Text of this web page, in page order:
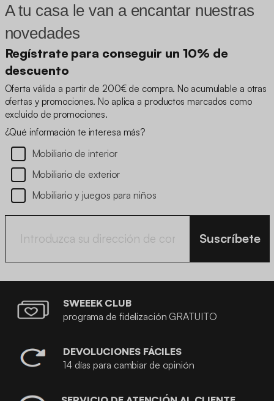
A tu casa le van a encantar nuestras
novedades
Regístrate para conseguir un 10% de
descuento
Oferta válida a partir de 200€ de compra. No acumulable a otras
ofertas y promociones. No aplica a productos marcados como
excluido de promociones.
¿Qué información te interesa más?
Mobiliario de interior
Mobiliario de exterior
Mobiliario y juegos para niños
Suscríbete
SWEEEK CLUB
programa de fidelización GRATUITO
DEVOLUCIONES FÁCILES
14 días para cambiar de opinión